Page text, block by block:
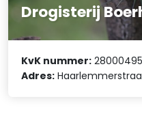
Drogisterij
KvK nummer: 28000495
Adres: